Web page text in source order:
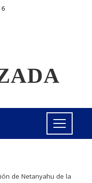
de Netanyahu de la